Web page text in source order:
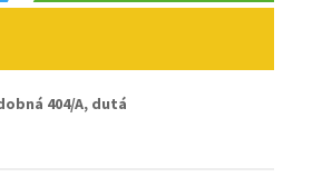
404/A, dutá